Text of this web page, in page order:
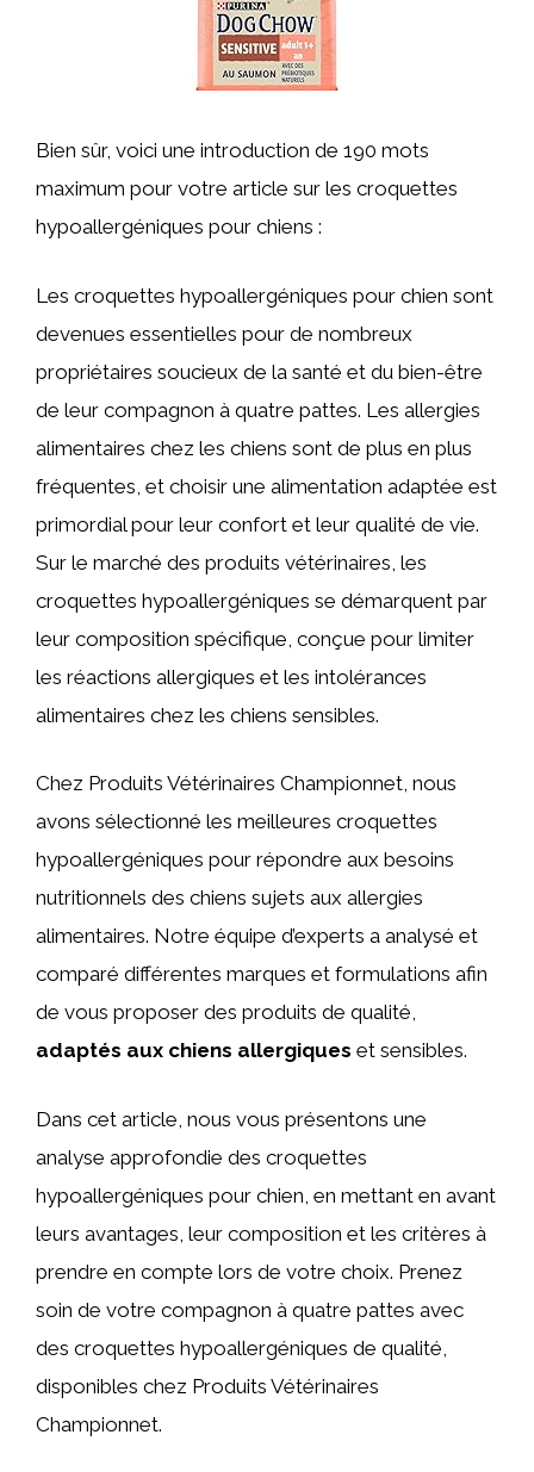
Bien sûr, voici une introduction de 190 mots
maximum pour votre article sur les croquettes
hypoallergéniques pour chiens :
Les croquettes hypoallergéniques pour chien sont
devenues essentielles pour de nombreux
propriétaires soucieux de la santé et du bien-être
de leur compagnon à quatre pattes. Les allergies
alimentaires chez les chiens sont de plus en plus
fréquentes, et choisir une alimentation adaptée est
primordial pour leur confort et leur qualité de vie.
Sur le marché des produits vétérinaires, les
croquettes hypoallergéniques se démarquent par
leur composition spécifique, conçue pour limiter
les réactions allergiques et les intolérances
alimentaires chez les chiens sensibles.
Chez Produits Vétérinaires Championnet, nous
avons sélectionné les meilleures croquettes
hypoallergéniques pour répondre aux besoins
nutritionnels des chiens sujets aux allergies
alimentaires. Notre équipe d’experts a analysé et
comparé différentes marques et formulations afin
de vous proposer des produits de qualité,
adaptés aux chiens allergiques et sensibles.
Dans cet article, nous vous présentons une
analyse approfondie des croquettes
hypoallergéniques pour chien, en mettant en avant
leurs avantages, leur composition et les critères à
prendre en compte lors de votre choix. Prenez
soin de votre compagnon à quatre pattes avec
des croquettes hypoallergéniques de qualité,
disponibles chez Produits Vétérinaires
Championnet.